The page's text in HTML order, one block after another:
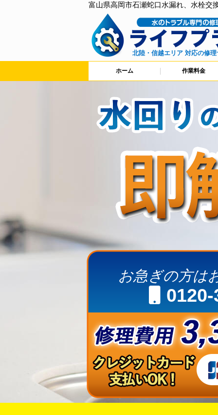
富山県高岡市石瀬蛇口水漏れ、水栓交
北陸・信越エリア 対応の修
ホーム 作業料金
お急ぎの方は